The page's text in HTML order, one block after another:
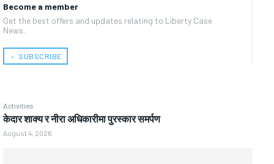
Become a member
Get the best offers and updates relating to Liberty Case
News.
﹢ SUBSCRIBE
Activities
केदार शाक्य र नीरा अधिकारीमा पुरस्कार समर्पण
August 4, 2026